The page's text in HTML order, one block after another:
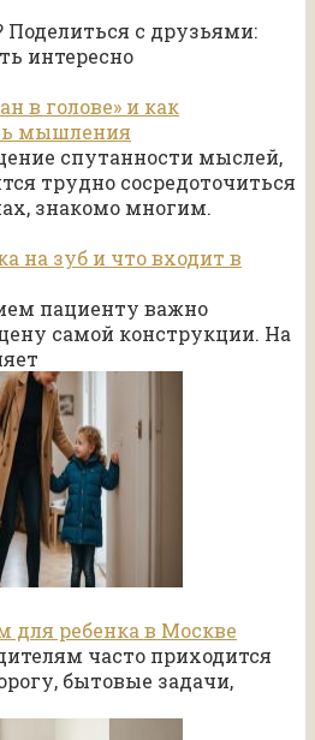
Поделиться с друзьями:
интересно
в голове» и как
мышления
спутанности мыслей,
трудно сосредоточиться
знакомо многим.
на зуб и что входит в
пациенту важно
самой конструкции. На
ребенка в Москве
часто приходится
бытовые задачи,